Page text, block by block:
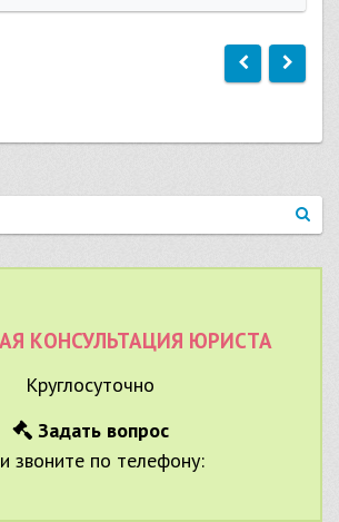
КОНСУЛЬТАЦИЯ ЮРИСТА
Круглосуточно
Задать вопрос
звоните по телефону: